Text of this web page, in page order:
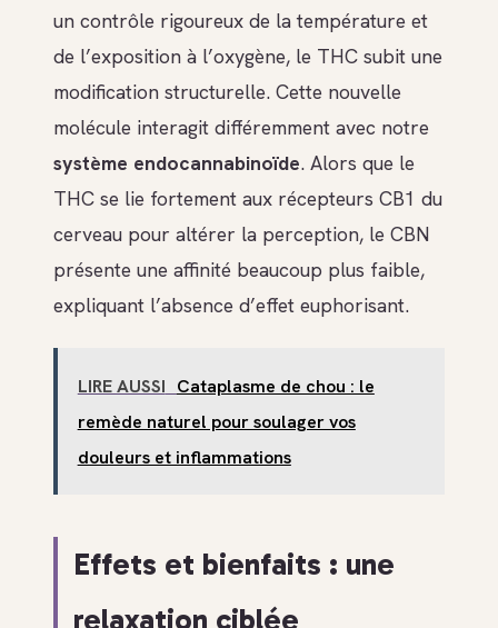
un contrôle rigoureux de la température et
de l’exposition à l’oxygène, le THC subit une
modification structurelle. Cette nouvelle
molécule interagit différemment avec notre
système endocannabinoïde. Alors que le
THC se lie fortement aux récepteurs CB1 du
cerveau pour altérer la perception, le CBN
présente une affinité beaucoup plus faible,
expliquant l’absence d’effet euphorisant.
LIRE AUSSI Cataplasme de chou : le
remède naturel pour soulager vos
douleurs et inflammations
Effets et bienfaits : une
relaxation ciblée